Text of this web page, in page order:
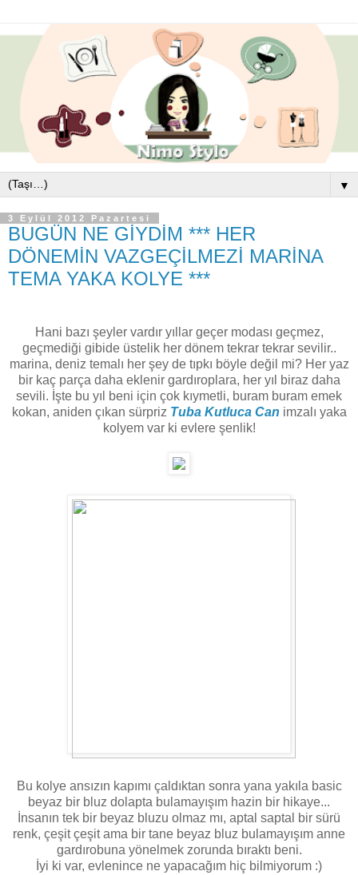
▼
3 Eylül 2012 Pazartesi
BUGÜN NE GİYDİM *** HER
DÖNEMİN VAZGEÇİLMEZİ MARİNA
TEMA YAKA KOLYE ***
Hani bazı şeyler vardır yıllar geçer modası geçmez,
geçmediği gibide üstelik her dönem tekrar tekrar sevilir..
marina, deniz temalı her şey de tıpkı böyle değil mi? Her yaz
bir kaç parça daha eklenir gardıroplara, her yıl biraz daha
sevili. İşte bu yıl beni için çok kıymetli, buram buram emek
kokan, aniden çıkan sürpriz Tuba Kutluca Can imzalı yaka
kolyem var ki evlere şenlik!
Bu kolye ansızın kapımı çaldıktan sonra yana yakıla basic
beyaz bir bluz dolapta bulamayışım hazin bir hikaye...
İnsanın tek bir beyaz bluzu olmaz mı, aptal saptal bir sürü
renk, çeşit çeşit ama bir tane beyaz bluz bulamayışım anne
gardırobuna yönelmek zorunda bıraktı beni.
İyi ki var, evlenince ne yapacağım hiç bilmiyorum :)